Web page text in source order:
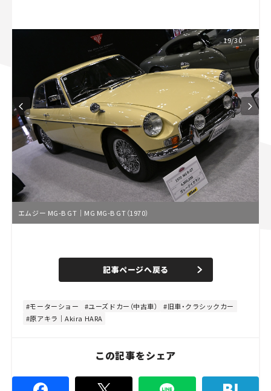
19/30
エムジー MG-B GT｜MG MG-B GT（1970）
n
e
d
8
記事ページへ戻る
モーターショー ユーズドカー（中古車）
旧車・クラシックカー
原アキラ｜Akira HARA
この記事をシェア